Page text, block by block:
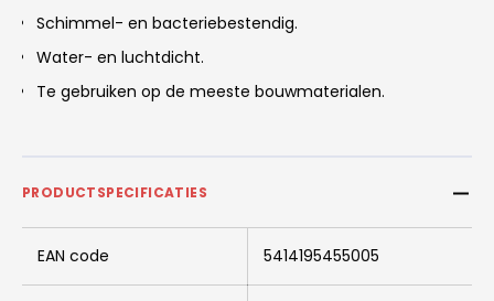
Schimmel- en bacteriebestendig.
Water- en luchtdicht.
Te gebruiken op de meeste bouwmaterialen.
PRODUCTSPECIFICATIES
EAN code 5414195455005